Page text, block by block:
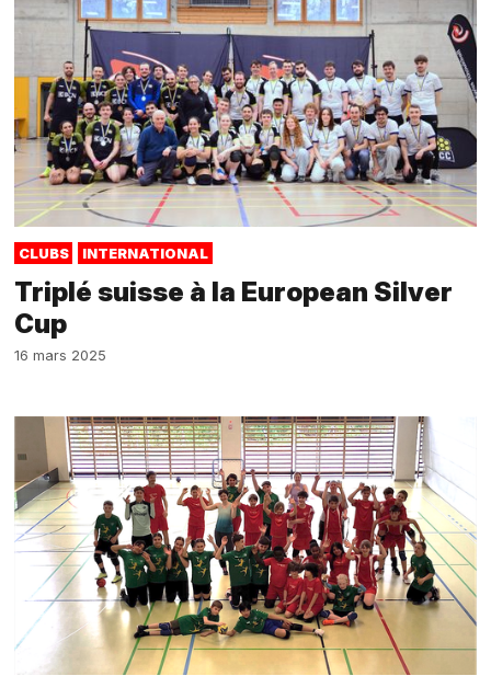
CLUBS INTERNATIONAL
Triplé suisse à la European Silver
Cup
16 mars 2025